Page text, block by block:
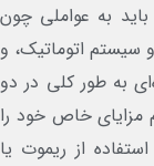
به عواملی چون
سیستم اتوماتیک، و
به طور کلی در دو
خاص خود را
از ریموت یا